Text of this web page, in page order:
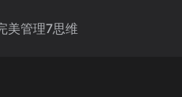
美管理7思维